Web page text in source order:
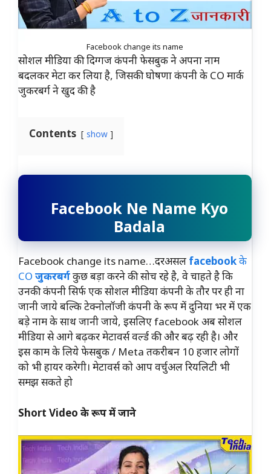
Facebook change its name
सोशल मीडिया की दिग्गज कंपनी फेसबुक ने अपना नाम
बदलकर मेटा कर लिया है, जिसकी घोषणा कंपनी के CO मार्क
जुकरबर्ग ने खुद की है
Contents show
Facebook Ne Name Kyo
Badala
Facebook change its name…दरअसल facebookके
CO जुकरबर्गकुछ बड़ा करने की सोच रहे है, वे चाहते है कि
उनकी कंपनी सिर्फ एक सोशल मीडिया कंपनी के तौर पर ही ना
जानी जाये बल्कि टेक्नोलॉजी कंपनी के रूप में दुनिया भर में एक
बड़े नाम के साथ जानी जाये, इसलिए facebook अब सोशल
मीडिया से आगे बढ़कर मेटावर्स वर्ल्ड की और बढ़ रही है। और
इस काम के लिये फेसबुक / Meta तकरीबन 10 हजार लोगों
को भी हायर करेगी। मेटावर्स को आप वर्चुअल रियलिटी भी
समझ सकते हो
Short Video के रूप में जाने